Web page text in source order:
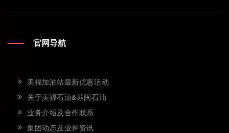
官网导航
美福加油站最新优惠活动
关于美福石油&苏闽石油
业务介绍及合作联系
集团动态及业界资讯